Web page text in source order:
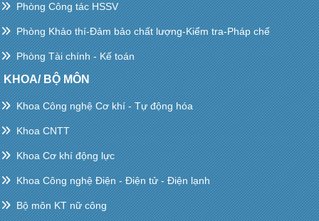
Phòng Công tác HSSV
Phòng Khảo thí-Đảm bảo chất lượng-Kiểm tra-Pháp chế
Phòng Tài chính - Kế toán
KHOA/ BỘ MÔN
Khoa Công nghệ Cơ khí - Tự động hóa
Khoa CNTT
Khoa Cơ khí động lực
Khoa Công nghệ Điện - Điện tử - Điện lạnh
Bộ môn KT nữ công